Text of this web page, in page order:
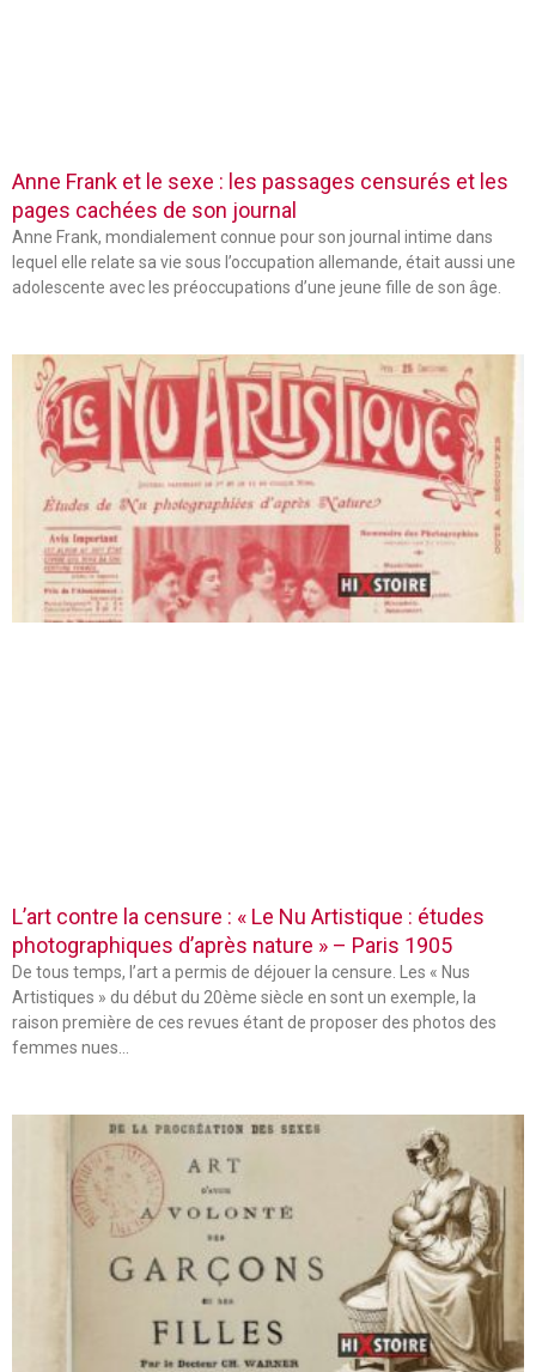
Anne Frank et le sexe : les passages censurés et les
pages cachées de son journal
Anne Frank, mondialement connue pour son journal intime dans
lequel elle relate sa vie sous l’occupation allemande, était aussi une
adolescente avec les préoccupations d’une jeune fille de son âge.
L’art contre la censure : « Le Nu Artistique : études
photographiques d’après nature » – Paris 1905
De tous temps, l’art a permis de déjouer la censure. Les « Nus
Artistiques » du début du 20ème siècle en sont un exemple, la
raison première de ces revues étant de proposer des photos des
femmes nues…